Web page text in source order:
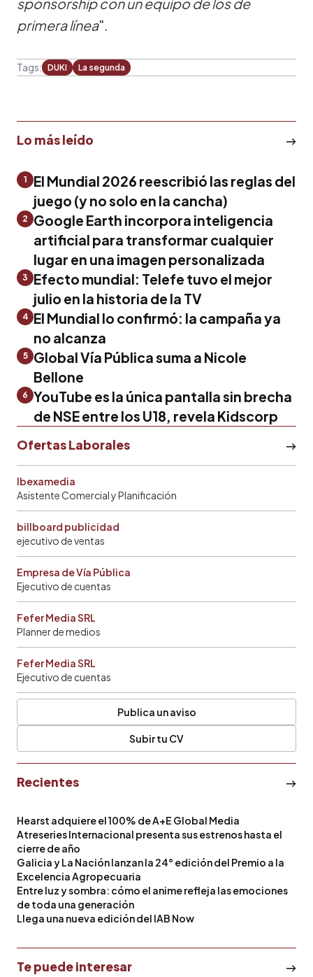
primera línea".
Tags: DUKI La segunda
Lo más leído
1
El Mundial 2026 reescribió las reglas del
juego (y no solo en la cancha)
2
Google Earth incorpora inteligencia
artificial para transformar cualquier
lugar en una imagen personalizada
3
Efecto mundial: Telefe tuvo el mejor
julio en la historia de la TV
4 El Mundial lo confirmó: la campaña ya
no alcanza
5
Global Vía Pública suma a Nicole
Bellone
6 YouTube es la única pantalla sin brecha
de NSE entre los U18, revela Kidscorp
Ofertas Laborales
Ibexamedia
Asistente Comercial y Planificación
billboard publicidad
ejecutivo de ventas
Empresa de Vía Pública
Ejecutivo de cuentas
Fefer Media SRL
Planner de medios
Fefer Media SRL
Ejecutivo de cuentas
Publica un aviso
Subir tu CV
Recientes
Hearst adquiere el 100% de A+E Global Media
Atreseries Internacional presenta sus estrenos hasta el
cierre de año
Galicia y La Nación lanzan la 24° edición del Premio a la
Excelencia Agropecuaria
Entre luz y sombra: cómo el anime refleja las emociones
de toda una generación
Llega una nueva edición del IAB Now
Te puede interesar